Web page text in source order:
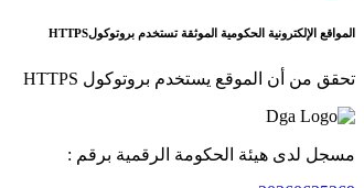
المواقع الإلكترونية الحكومية الموثقة تستخدم بروتوكولHTTPS
تحقق من أن الموقع يستخدم بروتوكول HTTPS
مسجل لدى هيئة الحكومة الرقمية برقم :